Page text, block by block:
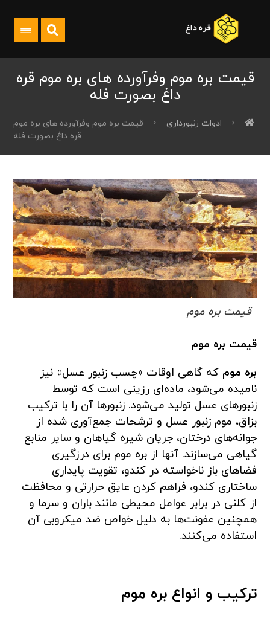
قیمت بره موم وفرآورده های بره موم قره
داغ بصورت فله
ادوات زنبورداری
قیمت بره موم وفرآورده های بره موم
قره داغ بصورت فله
قیمت بره موم
قیمت بره موم
بره موم که گاهی اوقات «چسب زنبور عسل» نیز
نامیده می‌شود، ماده‌ای رزینی است که توسط
زنبورهای عسل تولید می‌شود. زنبورها آن را با ترکیب
بزاق، موم زنبور عسل و ترشحات جمع‌آوری شده از
جوانه‌های درختان، جریان شیره گیاهان و سایر منابع
گیاهی می‌سازند. آنها از بره موم برای درزگیری
فضاهای باز ناخواسته در کندو، تقویت پایداری
ساختاری کندو، فراهم کردن عایق حرارتی و محافظت
از کلنی در برابر عوامل محیطی مانند باران و سرما و
همچنین عفونت‌ها به دلیل خواص ضد میکروبی آن
استفاده می‌کنند.
ترکیب و انواع بره موم